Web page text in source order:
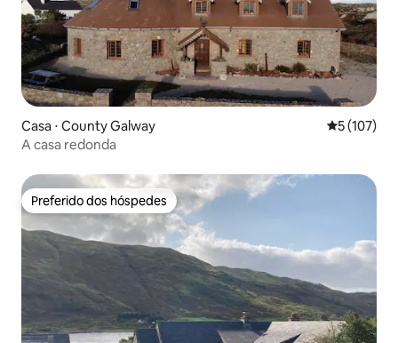
Casa ⋅ County Galway 5 de uma
5 (107)
A casa redonda
Preferido dos hóspedes
Preferido dos hóspedes